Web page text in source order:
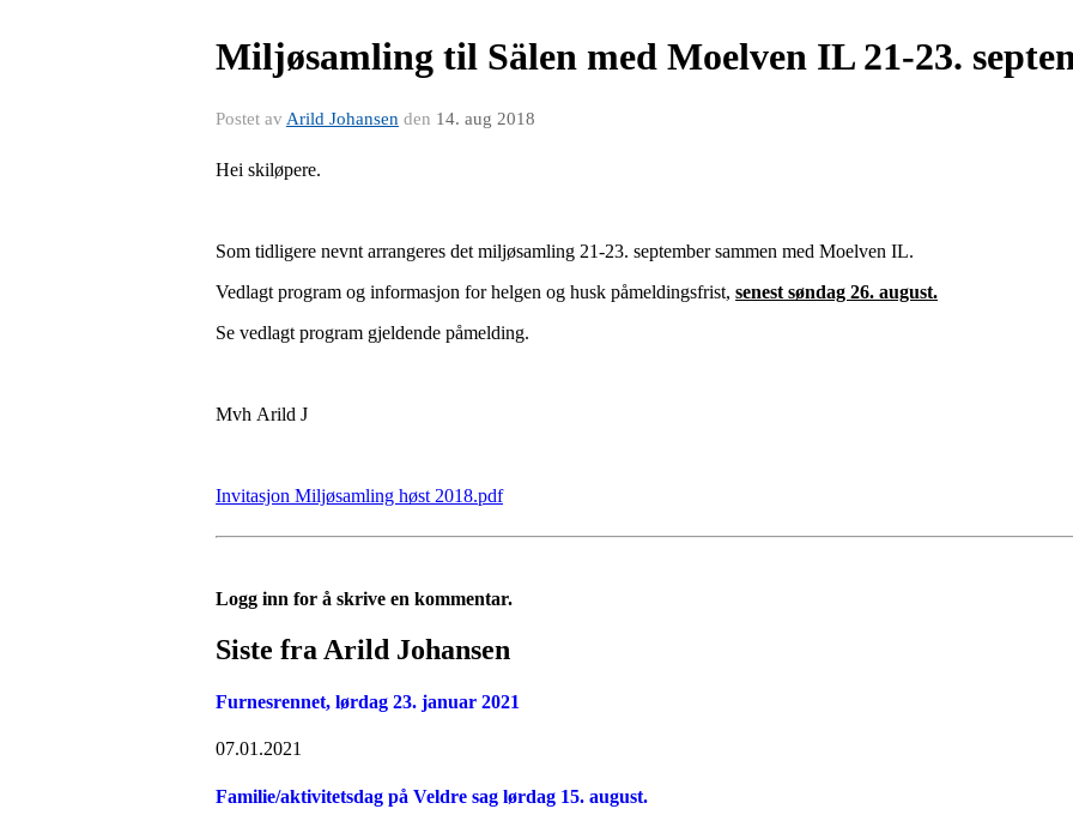
Miljøsamling til Sälen med Moelven IL 21-23.
Postet av Arild Johansen den 14. aug 2018
Hei skiløpere.
Som tidligere nevnt arrangeres det miljøsamling 21-23. september sammen med Moelven IL.
Vedlagt program og informasjon for helgen og husk påmeldingsfrist, senest søndag 26. august.
Se vedlagt program gjeldende påmelding.
Mvh Arild J
Invitasjon Miljøsamling høst 2018.pdf
Logg inn for å skrive en kommentar.
Siste fra Arild Johansen
Furnesrennet, lørdag 23. januar 2021
07.01.2021
Familie/aktivitetsdag på Veldre sag lørdag 15. august.